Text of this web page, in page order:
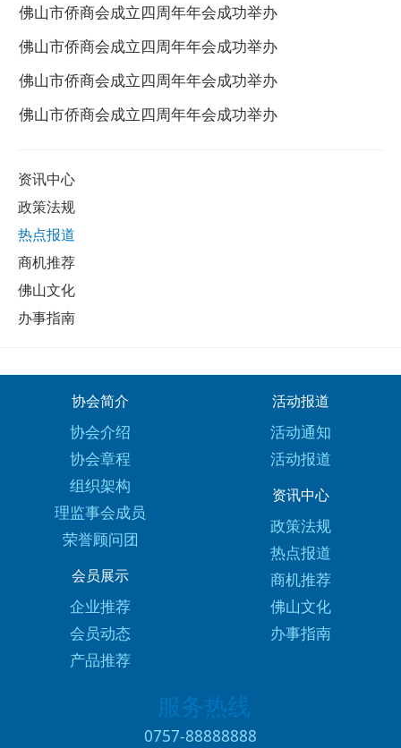
佛山市侨商会成立四周年年会成功举办
佛山市侨商会成立四周年年会成功举办
佛山市侨商会成立四周年年会成功举办
佛山市侨商会成立四周年年会成功举办
资讯中心
政策法规
热点报道
商机推荐
佛山文化
办事指南
协会简介
协会介绍
协会章程
组织架构
理监事会成员
荣誉顾问团
活动报道
活动通知
活动报道
资讯中心
政策法规
热点报道
商机推荐
佛山文化
办事指南
会员展示
企业推荐
会员动态
产品推荐
服务热线
0757-88888888